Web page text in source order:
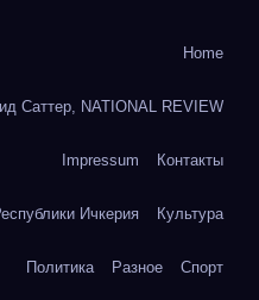
Home
Саттер, NATIONAL REVIEW
Impressum Контакты
Ичкерия Культура
Политика Разное Спорт